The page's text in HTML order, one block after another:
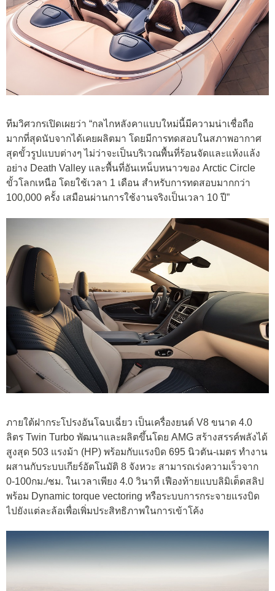
ทีมวิศวกรเปิดเผยว่า “กลไกหลังคาแบบใหม่นี้มีความน่าเชื่อถือ
มากที่สุดนับจากได้เคยผลิตมา โดยมีการทดสอบในสภาพอากาศ
สุดขั้วรูปแบบต่างๆ ไม่ว่าจะเป็นบริเวณพื้นที่ร้อนจัดและแห้งแล้ง
อย่าง Death Valley และพื้นที่อันเหน็บหนาวของ Arctic Circle
ขั้วโลกเหนือ โดยใช้เวลา 1 เดือน สำหรับการทดสอบมากกว่า
100,000 ครั้ง เสมือนผ่านการใช้งานจริงเป็นเวลา 10 ปี”
ภายใต้ฝากระโปรงอันโฉบเฉี่ยว เป็นเครื่องยนต์ V8 ขนาด 4.0
ลิตร Twin Turbo พัฒนาและผลิตขึ้นโดย AMG สร้างสรรค์พลังได้
สูงสุด 503 แรงม้า (HP) พร้อมกับแรงบิด 695 นิวตัน-เมตร ทำงาน
ผสานกับระบบเกียร์อัตโนมัติ 8 จังหวะ สามารถเร่งความเร็วจาก
0-100กม./ชม. ในเวลาเพียง 4.0 วินาที เฟืองท้ายแบบลิมิเต็ดสลิป
พร้อม Dynamic torque vectoring หรือระบบการกระจายแรงบิด
ไปยังแต่ละล้อเพื่อเพิ่มประสิทธิภาพในการเข้าโค้ง